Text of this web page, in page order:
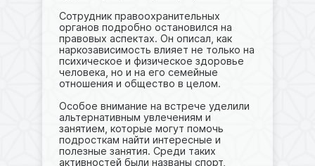
Сотрудник правоохранительных
органов подробно остановился на
правовых аспектах. Он описал, как
наркозависимость влияет не только на
психическое и физическое здоровье
человека, но и на его семейные
отношения и общество в целом.
Особое внимание на встрече уделили
альтернативным увлечениям и
занятием, которые могут помочь
подросткам найти интересные и
полезные занятия. Среди таких
активностей были названы спорт,